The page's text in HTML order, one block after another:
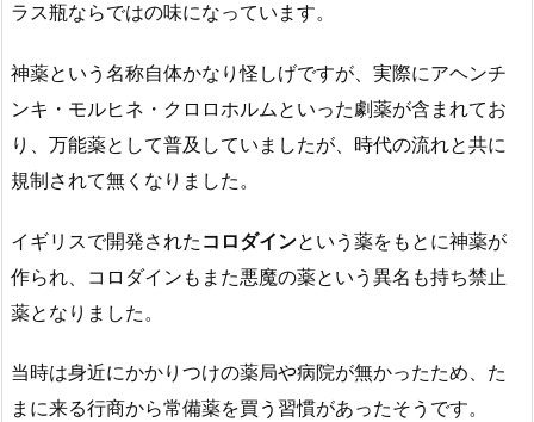
ラス瓶ならではの味になっています。
神薬という名称自体かなり怪しげですが、実際にアヘンチ
ンキ・モルヒネ・クロロホルムといった劇薬が含まれてお
り、万能薬として普及していましたが、時代の流れと共に
規制されて無くなりました。
イギリスで開発された コロダインという薬をもとに神薬が
作られ、コロダインもまた悪魔の薬という異名も持ち禁止
薬となりました。
当時は身近にかかりつけの薬局や病院が無かったため、た
まに来る行商から常備薬を買う習慣があったそうです。